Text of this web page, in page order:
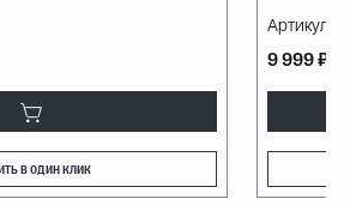
в один клик
Артикул:
9 999 ₽